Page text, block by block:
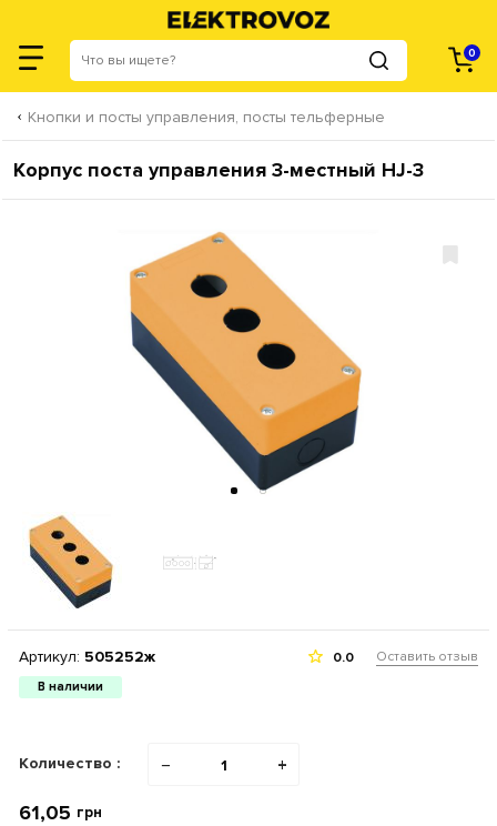
0
Кнопки и посты управления, посты тельферные
Корпус поста управления 3-местный HJ-3
Артикул: 505252ж
В наличии
0.0 Оставить отзыв
Количество : − +
61,05 грн